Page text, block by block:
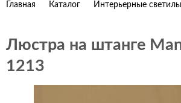
Главная Каталог Интерьерные
Люстра на штанге
1213